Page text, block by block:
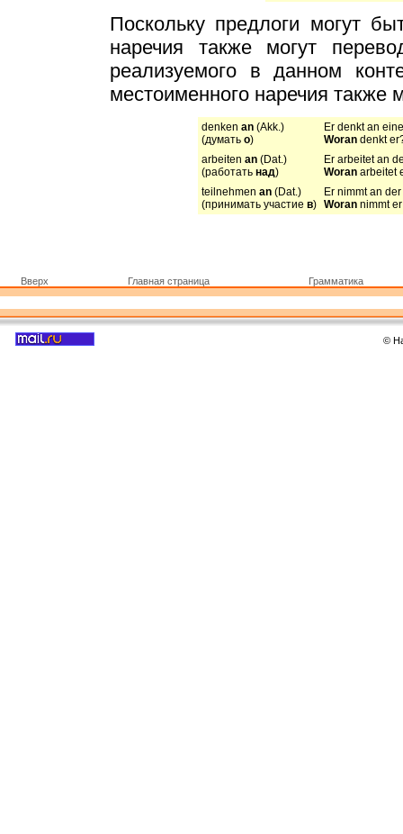
Поскольку предлоги могут
наречия также могут
реализуемого в данном
местоименного наречия также
denken an(Akk.)
(думать о)
Er denkt an
Worandenkt
arbeiten an(Dat.)
(работать над)
Er arbeitet an
Woranarbeitet
teilnehmen an(Dat.)
(принимать участие в)
Er nimmt an
Worannimmt
Вверх Главная страница Грамматика
©